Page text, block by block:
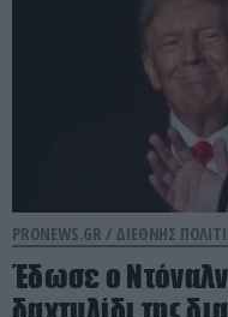
PRONEWS.GR / ΔΙΕΘΝΗΣ
Έδωσε ο
δαχτυλίδι της